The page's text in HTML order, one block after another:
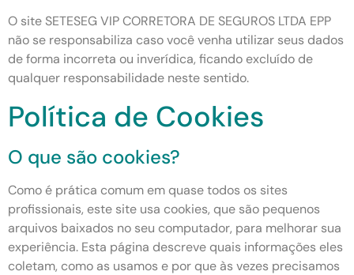
O site SETESEG VIP CORRETORA DE SEGUROS LTDA EPP
não se responsabiliza caso você venha utilizar seus dados
de forma incorreta ou inverídica, ficando excluído de
qualquer responsabilidade neste sentido.
Política de Cookies
O que são cookies?
Como é prática comum em quase todos os sites
profissionais, este site usa cookies, que são pequenos
arquivos baixados no seu computador, para melhorar sua
experiência. Esta página descreve quais informações eles
coletam, como as usamos e por que às vezes precisamos